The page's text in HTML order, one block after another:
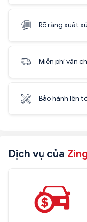
Rõ ràng xuất
Miễn phí vận
Bảo hành lên
Dịch vụ của